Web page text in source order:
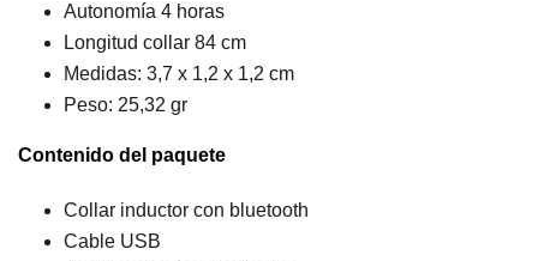
Autonomía 4 horas
Longitud collar 84 cm
Medidas: 3,7 x 1,2 x 1,2 cm
Peso: 25,32 gr
Contenido del paquete
Collar inductor con bluetooth
Cable USB